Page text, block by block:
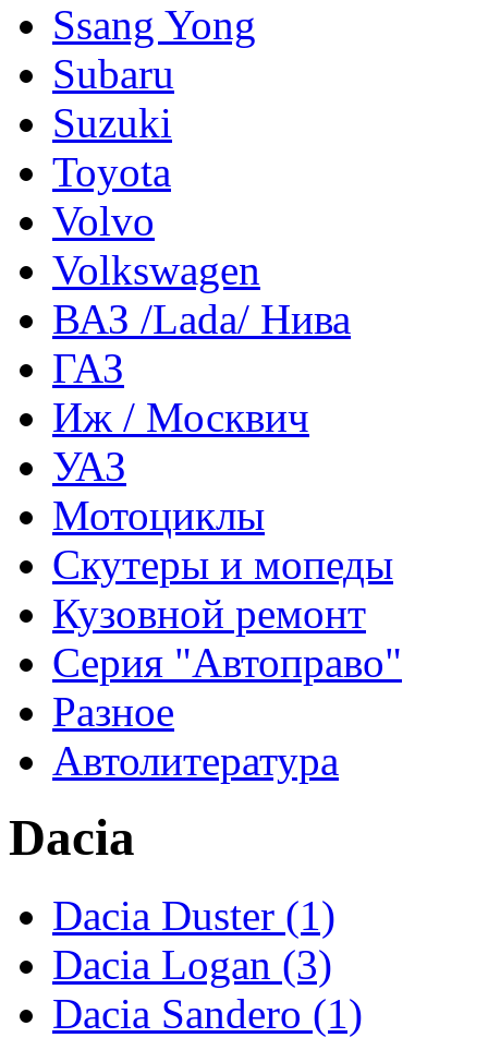
Ssang Yong
Subaru
Suzuki
Toyota
Volvo
Volkswagen
ВАЗ /Lada/ Нива
ГАЗ
Иж / Москвич
УАЗ
Мотоциклы
Скутеры и мопеды
Кузовной ремонт
Серия "Автоправо"
Разное
Автолитература
Dacia
Dacia Duster (1)
Dacia Logan (3)
Dacia Sandero (1)